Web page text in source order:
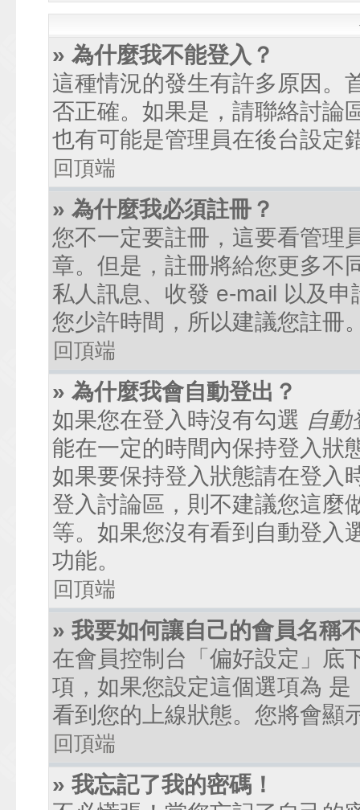
» 為什麼我不能登入？
這種情況的發生有許多原因。
否正確。如果是，請聯絡討論
也有可能是管理員在後台設定
回頂端
» 為什麼我必須註冊？
您不一定要註冊，這要看管理
章。但是，註冊將給您更多不
私人訊息、收發 e-mail 以及
您少許時間，所以建議您註冊
回頂端
» 為什麼我會自動登出？
如果您在登入時沒有勾選 自動
能在一定的時間內保持登入狀
如果要保持登入狀態請在登入
登入討論區，則不建議您這麼
等。如果您沒有看到自動登入
功能。
回頂端
» 我要如何讓自己的會員名稱
在會員控制台「偏好設定」底
項，如果您設定這個選項為 是
看到您的上線狀態。您將會顯
回頂端
» 我忘記了我的密碼！